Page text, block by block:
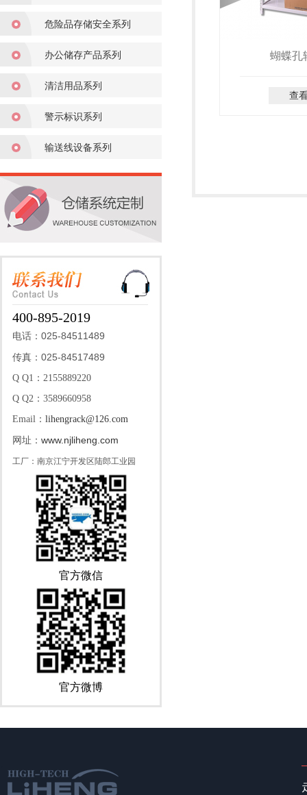
危险品存储安全系列
办公储存产品系列
清洁用品系列
警示标识系列
输送线设备系列
400-895-2019
电话： 025-84511489
传真： 025-84517489
Q Q1：2155889220
Q Q2：3589660958
Email： lihengrack@126.com
网址： www.njliheng.com
工厂：南京江宁开发区陆郎工业园
官方微信
官方微博
蝴蝶孔
查